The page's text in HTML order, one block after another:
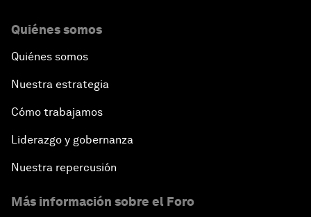
Quiénes somos
Quiénes somos
Nuestra estrategia
Cómo trabajamos
Liderazgo y gobernanza
Nuestra repercusión
Más información sobre el Foro